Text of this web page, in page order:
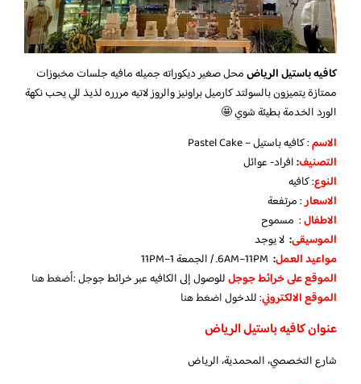
كافيه باستيل الرياضمحل صغير ديكوراته جميله مافيه جلسات مخبوزات
ممتازة يتميزون بالسولتد كارميل براونيز والروز لاتيه مررره لذيذ للي يحب نكهة
الورد الخدمة بطيئة شوي 🤩
الاسم: كافيه باستيل – Pastel Cake
التصنيف:افراد- عوائل
النوع: كافيه
الاسعار: مرتفعة
الاطفال: مسموح
الموسيقى: لا يوجد
مواعيد العمل: 6AM–11PM. / الجمعة 1–11PM
الموقع على خرائط جوجلللوصول إلى الكافيه عبر خرائط جوجل :أضغط هنا
الموقع الالكتروني: للدخولاضغط هنا
عنوان كافيه باستيل الرياض
شارع التخصصي، المحمدية، الرياض